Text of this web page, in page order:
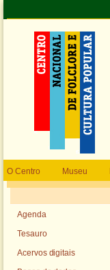
O Centro Museu
Agenda
Tesauro
Acervos digitais